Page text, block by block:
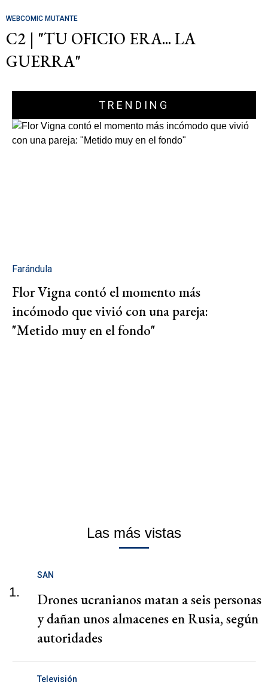
WEBCOMIC MUTANTE
C2 | "TU OFICIO ERA... LA
GUERRA"
TRENDING
Farándula
Flor Vigna contó el momento más
incómodo que vivió con una pareja:
"Metido muy en el fondo"
Las más vistas
1.
SAN
Drones ucranianos matan a seis personas
y dañan unos almacenes en Rusia, según
autoridades
Televisión